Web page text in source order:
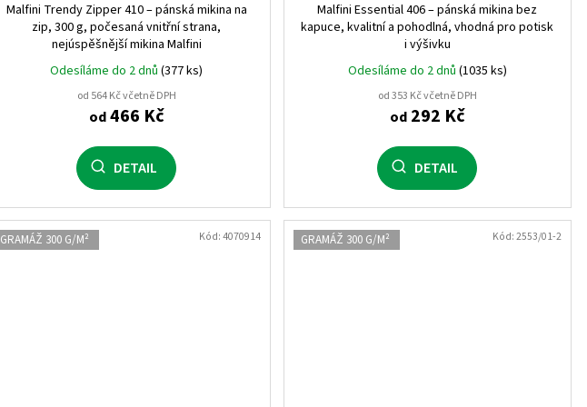
Malfini Trendy Zipper 410 – pánská mikina na
zip, 300 g, počesaná vnitřní strana,
nejúspěšnější mikina Malfini
Odesíláme do 2 dnů(377 ks)
od 564 Kč včetně DPH
od466 Kč
DETAIL
Malfini Essential 406 – pánská mikina bez
kapuce, kvalitní a pohodlná, vhodná pro potisk
i výšivku
Odesíláme do 2 dnů (1035 ks)
od 353 Kč včetně DPH
od292 Kč
DETAIL
GRAMÁŽ 300 G/M² Kód:4070914 GRAMÁŽ 300 G/M² Kód:2553/01-2